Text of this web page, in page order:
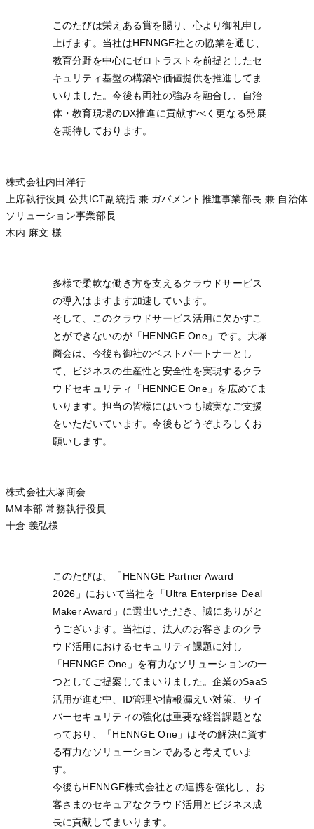
このたびは栄えある賞を賜り、心より御礼申し
上げます。当社はHENNGE社との協業を通じ、
教育分野を中心にゼロトラストを前提としたセ
キュリティ基盤の構築や価値提供を推進してま
いりました。今後も両社の強みを融合し、自治
体・教育現場のDX推進に貢献すべく更なる発展
を期待しております。
株式会社内田洋行
上席執行役員 公共ICT副統括 兼 ガバメント推進事業部長 兼 自治体
ソリューション事業部長
木内 麻文 様
多様で柔軟な働き方を支えるクラウドサービス
の導入はますます加速しています。
そして、このクラウドサービス活用に欠かすこ
とができないのが「HENNGE One」です。大塚
商会は、今後も御社のベストパートナーとし
て、ビジネスの生産性と安全性を実現するクラ
ウドセキュリティ「HENNGE One」を広めてま
いります。担当の皆様にはいつも誠実なご支援
をいただいています。今後もどうぞよろしくお
願いします。
株式会社大塚商会
MM本部 常務執行役員
十倉 義弘様
このたびは、「HENNGE Partner Award
2026」において当社を「Ultra Enterprise Deal
Maker Award」に選出いただき、誠にありがと
うございます。当社は、法人のお客さまのクラ
ウド活用におけるセキュリティ課題に対し
「HENNGE One」を有力なソリューションの一
つとしてご提案してまいりました。企業のSaaS
活用が進む中、ID管理や情報漏えい対策、サイ
バーセキュリティの強化は重要な経営課題とな
っており、「HENNGE One」はその解決に資す
る有力なソリューションであると考えていま
す。
今後もHENNGE株式会社との連携を強化し、お
客さまのセキュアなクラウド活用とビジネス成
長に貢献してまいります。